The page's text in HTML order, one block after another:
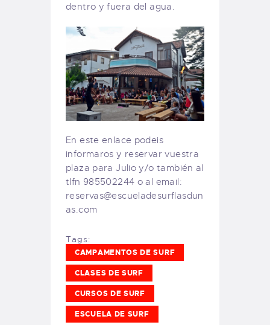
dentro y fuera del agua.
En este enlace podeis
informaros y reservar vuestra
plaza para Julio y/o también al
tlfn 985502244 o al email:
reservas@escueladesurflasdun
as.com
Tags:
CAMPAMENTOS DE SURF
CLASES DE SURF
CURSOS DE SURF
ESCUELA DE SURF